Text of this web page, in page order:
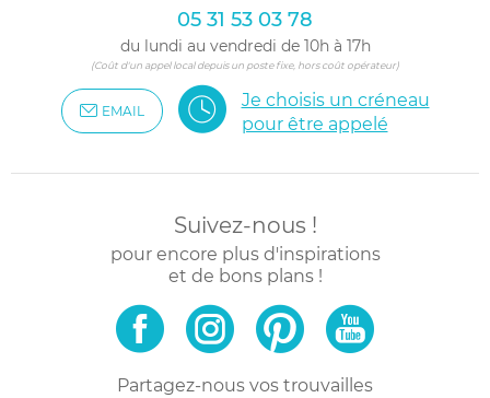
05 31 53 03 78
du lundi au vendredi de 10h à 17h
(Coût d'un appel local depuis un poste fixe, hors coût opérateur)
EMAIL
Je choisis un créneau
pour être appelé
Suivez-nous !
pour encore plus d'inspirations
et de bons plans !
Partagez-nous vos trouvailles